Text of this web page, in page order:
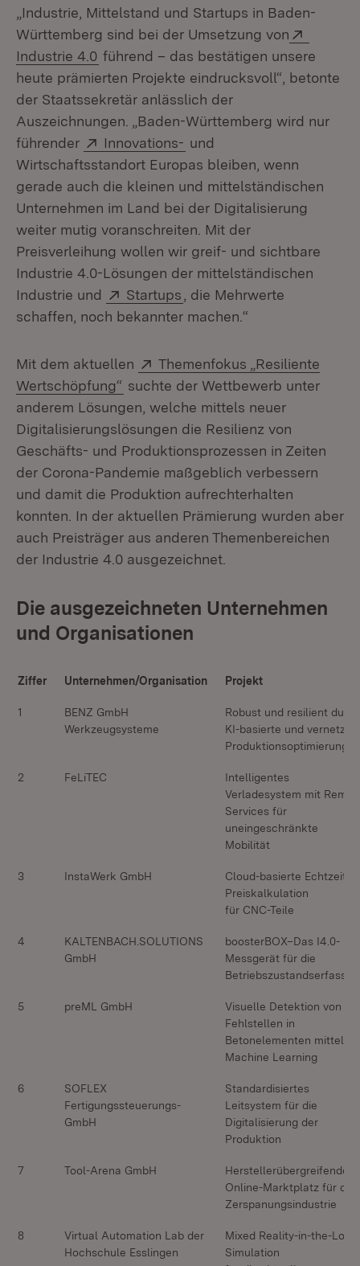
„Industrie, Mittelstand und Startups in Baden-
Württemberg sind bei der Umsetzung von
Industrie 4.0 (Öffnet in neuem Fenster)
führend – das bestätigen unsere
heute prämierten Projekte eindrucksvoll“, betonte
der Staatssekretär anlässlich der
Auszeichnungen. „Baden-Württemberg wird nur
führender
Extern:
Innovations- (Öffnet in neuem Fenster)
und
Wirtschaftsstandort Europas bleiben, wenn
gerade auch die kleinen und mittelständischen
Unternehmen im Land bei der Digitalisierung
weiter mutig voranschreiten. Mit der
Preisverleihung wollen wir greif- und sichtbare
Industrie 4.0-Lösungen der mittelständischen
Industrie und
Extern:
Startups (Öffnet in neuem Fenster)
, die Mehrwerte
schaffen, noch bekannter machen.“
Mit dem aktuellen Extern:
Themenfokus „Resiliente
Wertschöpfung“ (Öffnet in neuem Fenster)
suchte der Wettbewerb unter
anderem Lösungen, welche mittels neuer
Digitalisierungslösungen die Resilienz von
Geschäfts- und Produktionsprozessen in Zeiten
der Corona-Pandemie maßgeblich verbessern
und damit die Produktion aufrechterhalten
konnten. In der aktuellen Prämierung wurden aber
auch Preisträger aus anderen Themenbereichen
der Industrie 4.0 ausgezeichnet.
Die ausgezeichneten Unternehmen
und Organisationen
Ziffer Unternehmen/Organisation Projekt
1
BENZ GmbH
Werkzeugsysteme
Robust und resilient durch
KI-basierte und vernetzte
Produktionsoptimierung
2 FeLiTEC
Intelligentes
Verladesystem mit
Services für
uneingeschränkte
Mobilität
3 InstaWerk GmbH
Cloud-basierte Echtzeit-
Preiskalkulation
für CNC-Teile
4
KALTENBACH.SOLUTIONS
GmbH
boosterBOX–Das I4.0-
Messgerät für die
5 preML GmbH
Visuelle Detektion von
Fehlstellen in
Betonelementen mittels
Machine Learning
6
SOFLEX
Fertigungssteuerungs-
GmbH
Standardisiertes
Leitsystem für die
Digitalisierung der
Produktion
7 Tool-Arena GmbH
Herstellerübergreifender
Online-Marktplatz für die
Zerspanungsindustrie
8
Virtual Automation Lab der
Hochschule Esslingen
Mixed Reality-in-the-
Simulation